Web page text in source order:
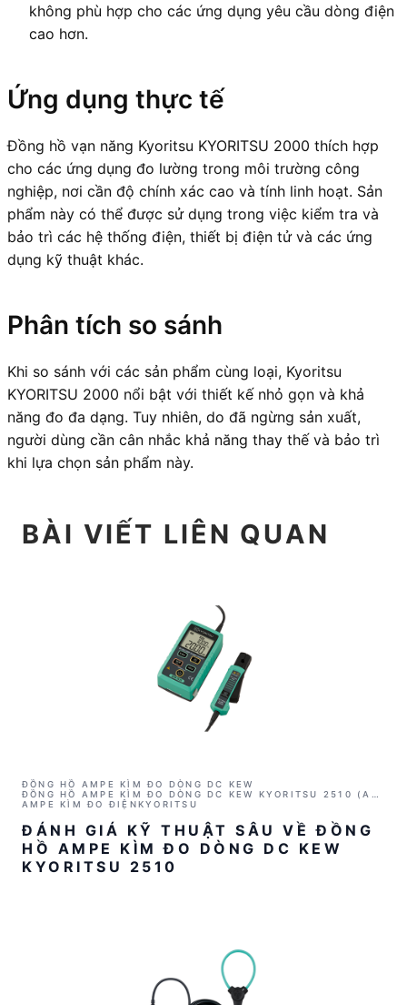
không phù hợp cho các ứng dụng yêu cầu dòng điện
cao hơn.
Ứng dụng thực tế
Đồng hồ vạn năng Kyoritsu KYORITSU 2000 thích hợp
cho các ứng dụng đo lường trong môi trường công
nghiệp, nơi cần độ chính xác cao và tính linh hoạt. Sản
phẩm này có thể được sử dụng trong việc kiểm tra và
bảo trì các hệ thống điện, thiết bị điện tử và các ứng
dụng kỹ thuật khác.
Phân tích so sánh
Khi so sánh với các sản phẩm cùng loại, Kyoritsu
KYORITSU 2000 nổi bật với thiết kế nhỏ gọn và khả
năng đo đa dạng. Tuy nhiên, do đã ngừng sản xuất,
người dùng cần cân nhắc khả năng thay thế và bảo trì
khi lựa chọn sản phẩm này.
BÀI VIẾT LIÊN QUAN
ĐỒNG HỒ AMPE KÌM ĐO DÒNG DC KEW
ĐỒNG HỒ AMPE KÌM ĐO DÒNG DC KEW KYORITSU 2510 (AC
100MA)
AMPE KÌM ĐO ĐIỆNKYORITSU
ĐÁNH GIÁ KỸ THUẬT SÂU VỀ ĐỒNG
HỒ AMPE KÌM ĐO DÒNG DC KEW
KYORITSU 2510